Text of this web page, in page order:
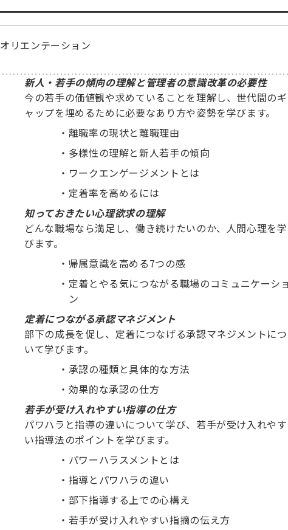
オリエンテーション
新人・若手の傾向の理解と管理者の意識改革の必要性
今の若手の価値観や求めていることを理解し、世代間のギ
ャップを埋めるために必要なあり方や姿勢を学びます。
・ 離職率の現状と離職理由
・ 多様性の理解と新人若手の傾向
・ ワークエンゲージメントとは
・ 定着率を高めるには
知っておきたい心理欲求の理解
どんな職場なら満足し、働き続けたいのか、人間心理を学
びます。
・ 帰属意識を高める7つの感
・ 定着とやる気につながる職場のコミュニケーシ
ン
定着につながる承認マネジメント
部下の成長を促し、定着につなげる承認マネジメントにつ
いて学びます。
・ 承認の種類と具体的な方法
・ 効果的な承認の仕方
若手が受け入れやすい指導の仕方
パワハラと指導の違いについて学び、若手が受け入れやす
い指導法のポイントを学びます。
・ パワーハラスメントとは
・ 指導とパワハラの違い
・ 部下指導する上での心構え
・ 若手が受け入れやすい指摘の伝え方